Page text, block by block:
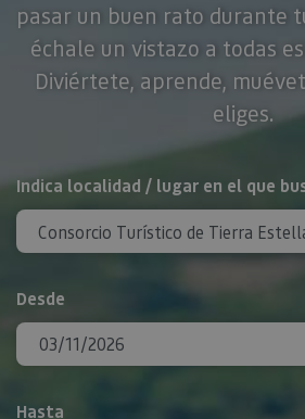
pasar un buen rato durante
échale un vistazo a todas
Diviértete, aprende,
eliges.
BUSCAR
Indica localidad / lugar en el que
Desde
Hasta